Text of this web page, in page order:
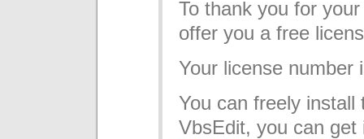
To thank you for
offer you a free
Your license
You can freely
VbsEdit, you can get